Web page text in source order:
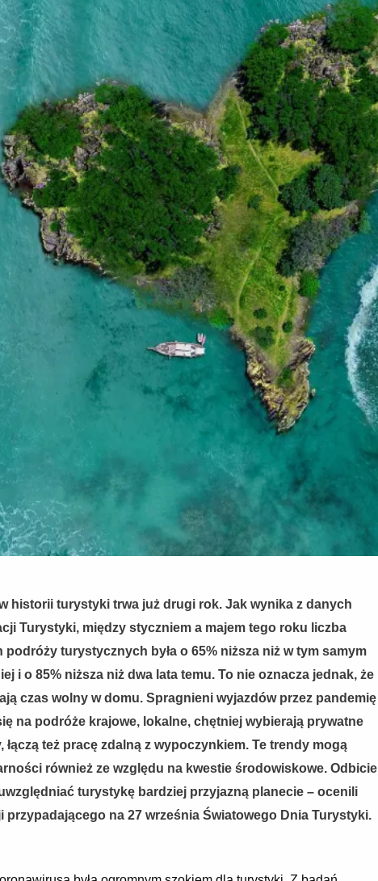
historii turystyki trwa już drugi rok. Jak wynika z danych
Turystyki, między styczniem a majem tego roku liczba
turystycznych była o 65% niższa niż w tym samym
i o 85% niższa niż dwa lata temu. To nie oznacza jednak, że
czas wolny w domu. Spragnieni wyjazdów przez pandemię
na podróże krajowe, lokalne, chętniej wybierają prywatne
łączą też pracę zdalną z wypoczynkiem. Te trendy mogą
również ze względu na kwestie środowiskowe. Odbicie
turystykę bardziej przyjazną planecie – ocenili
przypadającego na 27 września Światowego Dnia Turystyki.